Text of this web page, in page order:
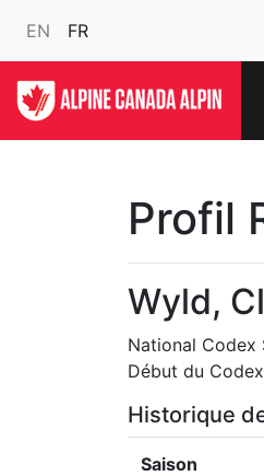
EN FR
Profil
Wyld,
National Codex
Début du
Historique
Saison